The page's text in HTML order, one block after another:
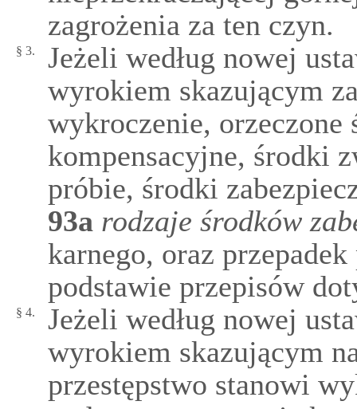
zagrożenia za ten czyn.
§ 3.
Jeżeli według nowej
wyrokiem skazującym
wykroczenie,
kompensacyjne, środki
próbie, środki
93a rodzaje środków
karnego, oraz
podstawie przepisów
§ 4.
Jeżeli według nowej
wyrokiem skazującym
przestępstwo stanowi